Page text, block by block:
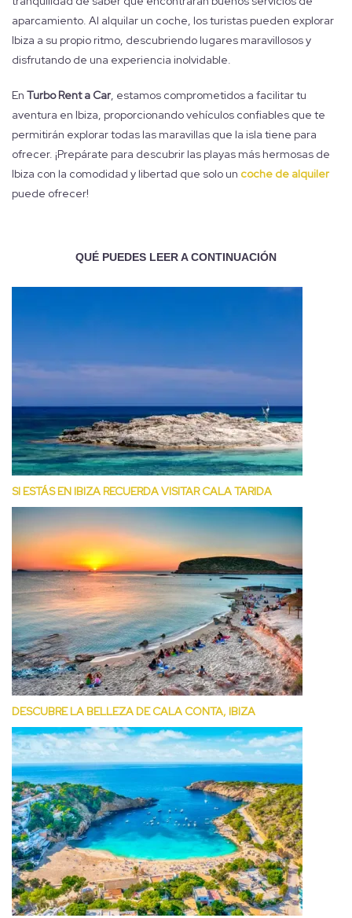
aparcamiento. Al alquilar un coche, los turistas pueden explorar
Ibiza a su propio ritmo, descubriendo lugares maravillosos y
disfrutando de una experiencia inolvidable.
En Turbo Rent a Car, estamos comprometidos a facilitar tu
aventura en Ibiza, proporcionando vehículos confiables que te
permitirán explorar todas las maravillas que la isla tiene para
ofrecer. ¡Prepárate para descubrir las playas más hermosas de
Ibiza con la comodidad y libertad que solo un coche de alquiler
puede ofrecer!
QUÉ PUEDES LEER A CONTINUACIÓN
SI ESTÁS EN IBIZA RECUERDA VISITAR CALA TARIDA
DESCUBRE LA BELLEZA DE CALA CONTA, IBIZA